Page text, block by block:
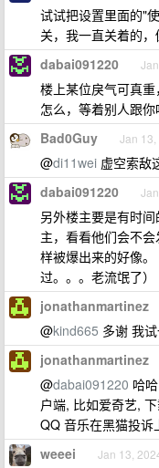
试试把设置里面的"
关，我一直关着的，
dabai091220
楼上某位戾气可真
怎么，等着别人跟
Bad0Guy Jan 13,
@di11wei 虚空索敌
dabai091220
另外楼主要是有时
主，看看他们会不
样被爆出来的好像
过。。。老流氓了）
jonathanmartinez
@kind665 多谢 我
jonathanmartinez
@dabai091220 哈
户端, 比如爱奇艺,
QQ 音乐在黑猫投诉
weeei Jan 13,